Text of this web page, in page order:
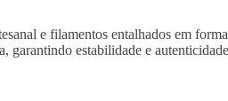
e filamentos entalhados em
estabilidade e